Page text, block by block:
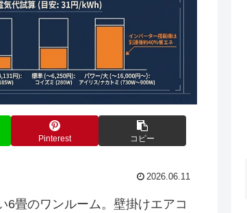
Pinterest コピー
2026.06.11
6畳のワンルーム。壁掛けエアコ